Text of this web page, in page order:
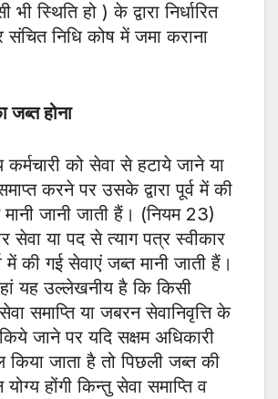
स्थिति हो ) के द्वारा निर्धारित
संचित निधि कोष में जमा कराना
होना
कर्मचारी को सेवा से हटाये जाने या
करने पर उसके द्वारा पूर्व में की
जानी जाती हैं। (नियम 23)
सेवा या पद से त्याग पत्र स्वीकार
में की गई सेवाएं जब्त मानी जाती हैं।
यह उल्लेखनीय है कि किसी
सेवा समाप्ति या जबरन सेवानिवृत्ति के
जाने पर यदि सक्षम अधिकारी
किया जाता है तो पिछली जब्त की
होंगी किन्तु सेवा समाप्ति व